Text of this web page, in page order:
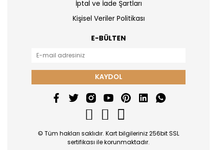
İptal ve İade Şartları
Kişisel Veriler Politikası
E-BÜLTEN
KAYDOL
© Tüm hakları saklıdır. Kart bilgileriniz 256bit SSL
sertifikası ile korunmaktadır.